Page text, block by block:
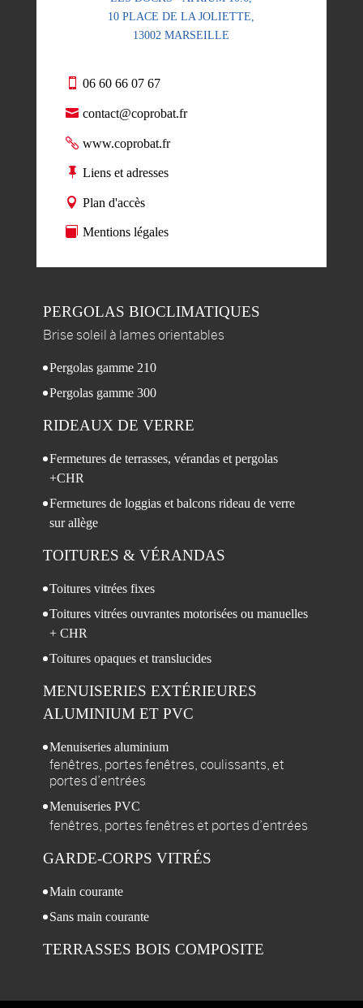
10 PLACE DE LA JOLIETTE,
13002 MARSEILLE
06 60 66 07 67
contact@coprobat.fr
www.coprobat.fr
Liens et adresses
Plan d'accès
Mentions légales
PERGOLAS BIOCLIMATIQUES
Brise soleil à lames orientables
Pergolas gamme 210
Pergolas gamme 300
RIDEAUX DE VERRE
Fermetures de terrasses, vérandas et pergolas
+CHR
Fermetures de loggias et balcons rideau de verre
sur allège
TOITURES & VÉRANDAS
Toitures vitrées fixes
Toitures vitrées ouvrantes motorisées ou manuelles
+ CHR
Toitures opaques et translucides
MENUISERIES EXTÉRIEURES
ALUMINIUM ET PVC
Menuiseries aluminium
fenêtres, portes fenêtres, coulissants, et
portes d’entrées
Menuiseries PVC
fenêtres, portes fenêtres et portes d’entrées
GARDE-CORPS VITRÉS
Main courante
Sans main courante
TERRASSES BOIS COMPOSITE